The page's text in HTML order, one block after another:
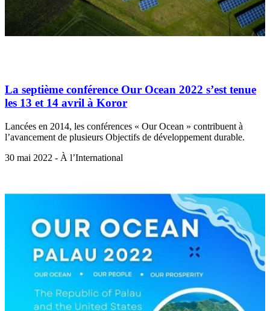
La septième conférence Our Ocean 2022 s’est tenue
les 13 et 14 avril à Koror
Lancées en 2014, les conférences « Our Ocean » contribuent à
l’avancement de plusieurs Objectifs de développement durable.
30 mai 2022 - À l’International